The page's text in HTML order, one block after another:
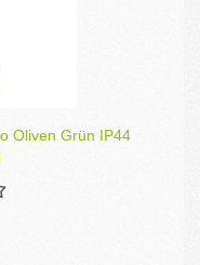
Oliven Grün IP44